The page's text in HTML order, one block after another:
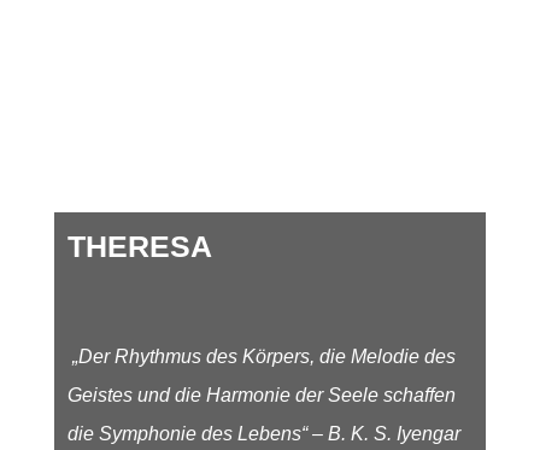
THERESA
„Der Rhythmus des Körpers, die Melodie des
Geistes und die Harmonie der Seele schaffen
die Symphonie des Lebens“ – B. K. S. Iyengar